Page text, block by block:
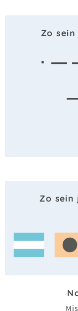
Zo
· —
Zo sein